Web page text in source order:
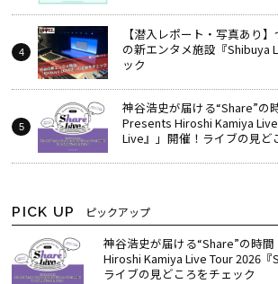
【潜入レポート・写真あり
の新エンタメ施設『Shibuya
ック
神谷浩史が届ける“Share”の時
Presents Hiroshi Kamiya
Live』」開催！ライブの見ど
PICK UP ピックアップ
神谷浩史が届ける“Share”の時間
Hiroshi Kamiya Live Tour 2026『
ライブの見どころをチェック